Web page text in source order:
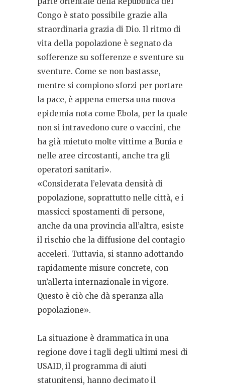
Congo è stato possibile grazie alla
straordinaria grazia di Dio. Il ritmo di
vita della popolazione è segnato da
sofferenze su sofferenze e sventure su
sventure. Come se non bastasse,
mentre si compiono sforzi per portare
la pace, è appena emersa una nuova
epidemia nota come Ebola, per la quale
non si intravedono cure o vaccini, che
ha già mietuto molte vittime a Bunia e
nelle aree circostanti, anche tra gli
operatori sanitari».
«Considerata l’elevata densità di
popolazione, soprattutto nelle città, e i
massicci spostamenti di persone,
anche da una provincia all’altra, esiste
il rischio che la diffusione del contagio
acceleri. Tuttavia, si stanno adottando
rapidamente misure concrete, con
un’allerta internazionale in vigore.
Questo è ciò che dà speranza alla
popolazione».
La situazione è drammatica in una
regione dove i tagli degli ultimi mesi di
USAID, il programma di aiuti
statunitensi, hanno decimato il